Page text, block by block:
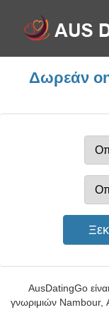
Δωρεάν
AusDatingGo
γνωριμιών Nambour,